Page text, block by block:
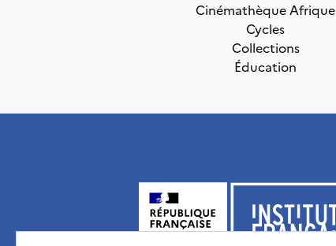
Cinémathèque Afrique
Cycles
Collections
Éducation